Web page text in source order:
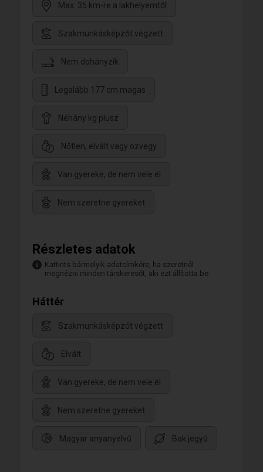
Max. 35 km-re a lakhelyemtől
Szakmunkásképzőt végzett
Nem dohányzik
Legalább 177 cm magas
Néhány kg plusz
Nőtlen, elvált vagy özvegy
Van gyereke, de nem vele él
Nem szeretne gyereket
Részletes adatok
Kattints bármelyik adatcímkére, ha szeretnél
megnézni minden társkeresőt, aki ezt állította be.
Háttér
Szakmunkásképzőt végzett
Elvált
Van gyereke, de nem vele él
Nem szeretne gyereket
Magyar anyanyelvű Bak jegyű